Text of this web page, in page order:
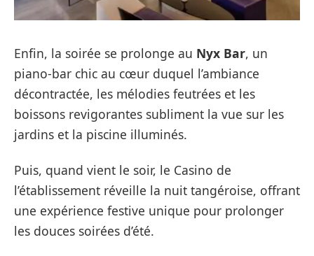
Enfin, la soirée se prolonge au Nyx Bar, un
piano-bar chic au cœur duquel l’ambiance
décontractée, les mélodies feutrées et les
boissons revigorantes subliment la vue sur les
jardins et la piscine illuminés.
Puis, quand vient le soir, le Casino de
l’établissement réveille la nuit tangéroise, offrant
une expérience festive unique pour prolonger
les douces soirées d’été.